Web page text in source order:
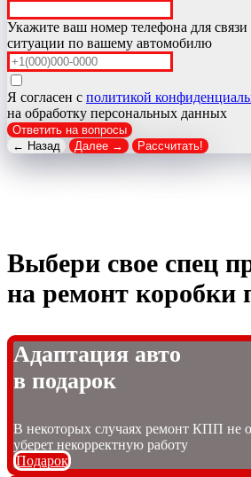
Укажите ваш номер телефона для
ситуации по вашему автомобилю
Я согласен с политикой
на обработку персональных данных
Ответить на вопросы
← Назад
Далее → Рассчитать!
Выбери свое спец
на ремонт коробки
Адаптация авто
в подарок
В некоторых случаях ремонт КПП не
уберет некорректную работу
Подарок